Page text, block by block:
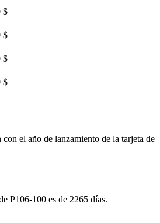
$
$
$
$
el año de lanzamiento de la tarjeta de
P106-100 es de 2265 días.